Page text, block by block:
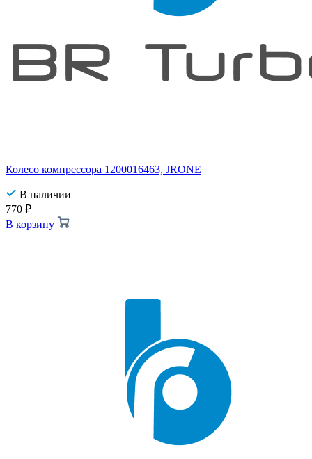
Колесо компрессора 1200016463, JRONE
В наличии
770 ₽
В корзину